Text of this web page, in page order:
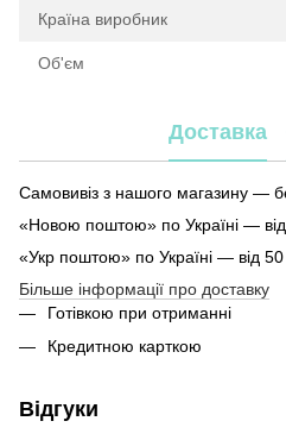
Країна виробник
Об'єм
Доставка
Самовивіз з нашого магазину —
«Новою поштою» по Україні — від
«Укр поштою» по Україні — від 50
Більше інформації про доставку
Готівкою при отриманні
Кредитною карткою
Відгуки